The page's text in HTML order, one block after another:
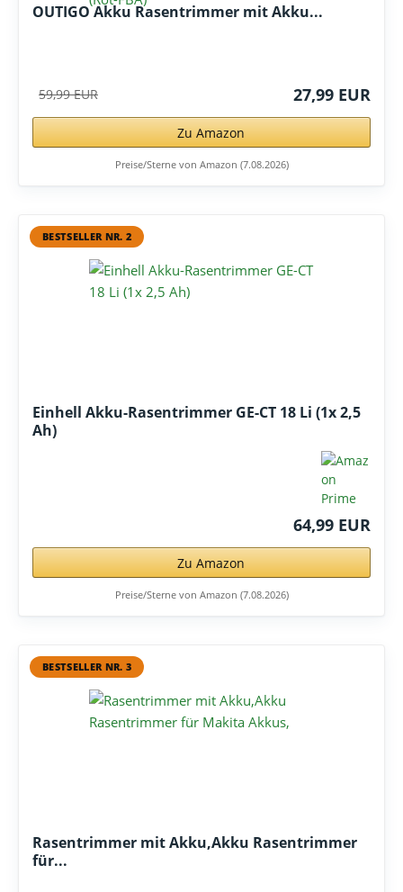
OUTIGO Akku Rasentrimmer mit Akku...
59,99 EUR 27,99 EUR
Zu Amazon
Preise/Sterne von Amazon (7.08.2026)
BESTSELLER NR. 2
Einhell Akku-Rasentrimmer GE-CT 18 Li (1x 2,5
Ah)
64,99 EUR
Zu Amazon
Preise/Sterne von Amazon (7.08.2026)
BESTSELLER NR. 3
Rasentrimmer mit Akku,Akku Rasentrimmer
für...